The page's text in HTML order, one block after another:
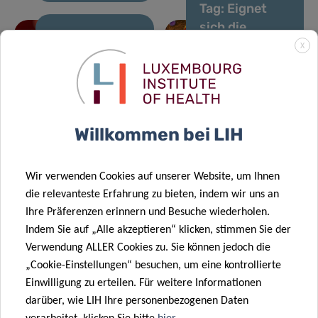
Von CON-
VINCE zu
ORCHESTRA
Tag: Eignet
sich die
Behandlung
von
13 Sep. 2021
wird für
Exzellenz in
translationaler
Medizin
gewürdigt ￼
Unterstützung
der Alzheimer-
IBBL
Assay zur
Beurteilung
der Qualität
von
Liquorproben
￼
11 Aug. 2021
18 Juli 2021
Analyse von
X
Willkommen bei LIH
Wir verwenden Cookies auf unserer Website, um Ihnen
die relevanteste Erfahrung zu bieten, indem wir uns an
Ihre Präferenzen erinnern und Besuche wiederholen.
Indem Sie auf „Alle akzeptieren“ klicken, stimmen Sie der
Verwendung ALLER Cookies zu. Sie können jedoch die
„Cookie-Einstellungen“ besuchen, um eine kontrollierte
Einwilligung zu erteilen. Für weitere Informationen
darüber, wie LIH Ihre personenbezogenen Daten